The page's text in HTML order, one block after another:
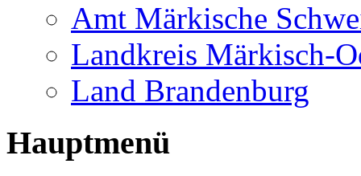
Amt Märkische
Landkreis Märkisch-
Land Brandenburg
Hauptmenü